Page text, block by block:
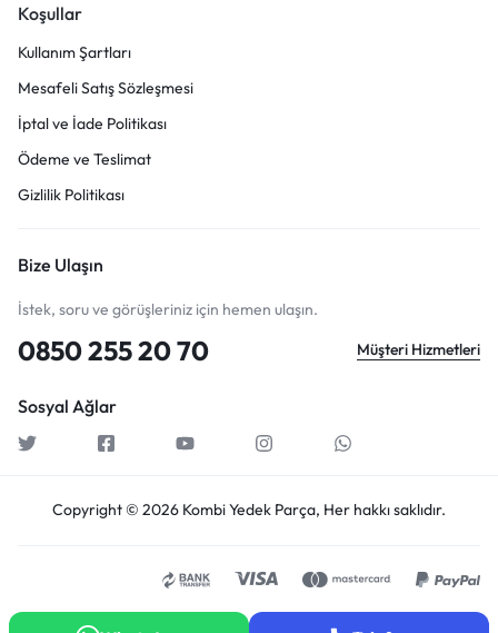
Koşullar
Kullanım Şartları
Mesafeli Satış Sözleşmesi
İptal ve İade Politikası
Ödeme ve Teslimat
Gizlilik Politikası
Bize Ulaşın
İstek, soru ve görüşleriniz için hemen ulaşın.
0850 255 20 70 Müşteri Hizmetleri
Sosyal Ağlar
Copyright © 2026 Kombi Yedek Parça, Her hakkı saklıdır.